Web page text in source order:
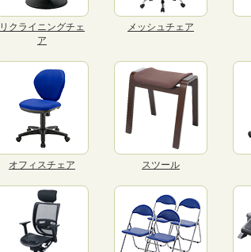
リクライニングチェ
ア
メッシュチェア
オフィスチェア スツール